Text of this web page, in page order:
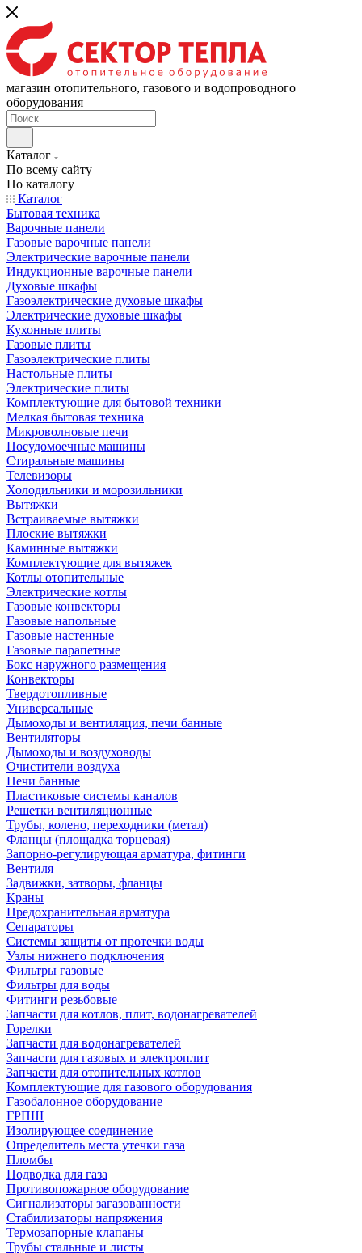
магазин отопительного, газового и водопроводного
оборудования
Каталог
По всему сайту
По каталогу
Каталог
Бытовая техника
Варочные панели
Газовые варочные панели
Электрические варочные панели
Индукционные варочные панели
Духовые шкафы
Газоэлектрические духовые шкафы
Электрические духовые шкафы
Кухонные плиты
Газовые плиты
Газоэлектрические плиты
Настольные плиты
Электрические плиты
Комплектующие для бытовой техники
Мелкая бытовая техника
Микроволновые печи
Посудомоечные машины
Стиральные машины
Телевизоры
Холодильники и морозильники
Вытяжки
Встраиваемые вытяжки
Плоские вытяжки
Каминные вытяжки
Комплектующие для вытяжек
Котлы отопительные
Электрические котлы
Газовые конвекторы
Газовые напольные
Газовые настенные
Газовые парапетные
Бокс наружного размещения
Конвекторы
Твердотопливные
Универсальные
Дымоходы и вентиляция, печи банные
Вентиляторы
Дымоходы и воздуховоды
Очистители воздуха
Печи банные
Пластиковые системы каналов
Решетки вентиляционные
Трубы, колено, переходники (метал)
Фланцы (площадка торцевая)
Запорно-регулирующая арматура, фитинги
Вентиля
Задвижки, затворы, фланцы
Краны
Предохранительная арматура
Сепараторы
Системы защиты от протечки воды
Узлы нижнего подключения
Фильтры газовые
Фильтры для воды
Фитинги резьбовые
Запчасти для котлов, плит, водонагревателей
Горелки
Запчасти для водонагревателей
Запчасти для газовых и электроплит
Запчасти для отопительных котлов
Комплектующие для газового оборудования
Газобалонное оборудование
ГРПШ
Изолирующее соединение
Определитель места утечки газа
Пломбы
Подводка для газа
Противопожарное оборудование
Сигнализаторы загазованности
Стабилизаторы напряжения
Термозапорные клапаны
Трубы стальные и листы